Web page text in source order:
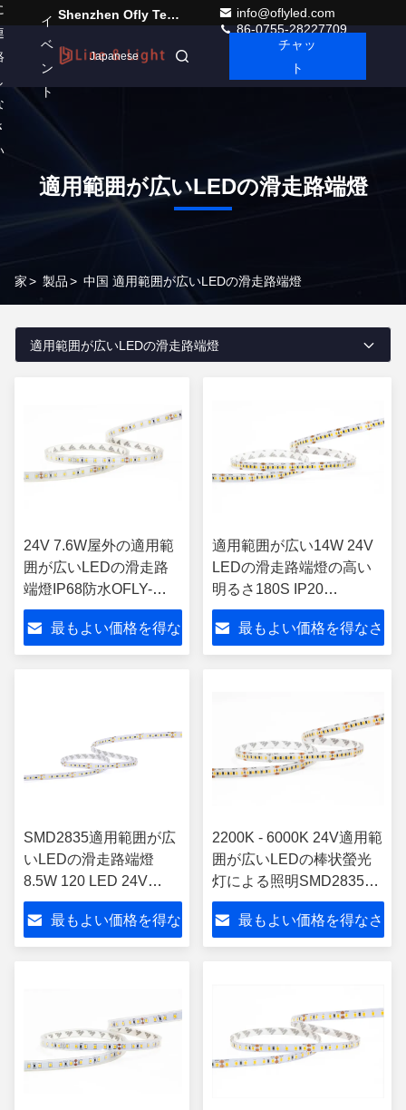
Shenzhen Ofly Technology Co.,Limited
info@oflyled.com
86-0755-28227709
イ
ベ
ン
ト
Japanese
チャッ
ト
適用範囲が広いLEDの滑走路端燈
家> 製品> 中国 適用範囲が広いLEDの滑走路端燈
適用範囲が広いLEDの滑走路端燈
24V 7.6W屋外の適用範
囲が広いLEDの滑走路
端燈IP68防水OFLY-
2835-96S-X-4-L
最もよい価格を得な
適用範囲が広い14W 24V
LEDの滑走路端燈の高い
明るさ180S IP20
SMD2835
最もよい価格を得なさ
SMD2835適用範囲が広
いLEDの滑走路端燈
8.5W 120 LED 24V
2700K -装飾のための
6000K最もよい価格を得な
2200K - 6000K 24V適用範
囲が広いLEDの棒状螢光
灯による照明SMD2835
9.6W 120Sはカスタマイ
ズした最もよい価格を得なさ